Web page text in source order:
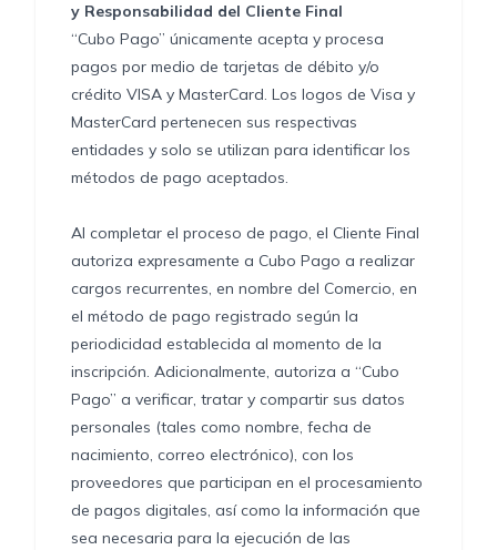
y Responsabilidad del Cliente Final
“Cubo Pago” únicamente acepta y procesa
pagos por medio de tarjetas de débito y/o
crédito VISA y MasterCard. Los logos de Visa y
MasterCard pertenecen sus respectivas
entidades y solo se utilizan para identificar los
métodos de pago aceptados.
Al completar el proceso de pago, el Cliente Final
autoriza expresamente a Cubo Pago a realizar
cargos recurrentes, en nombre del Comercio, en
el método de pago registrado según la
periodicidad establecida al momento de la
inscripción. Adicionalmente, autoriza a “Cubo
Pago” a verificar, tratar y compartir sus datos
personales (tales como nombre, fecha de
nacimiento, correo electrónico), con los
proveedores que participan en el procesamiento
de pagos digitales, así como la información que
sea necesaria para la ejecución de las